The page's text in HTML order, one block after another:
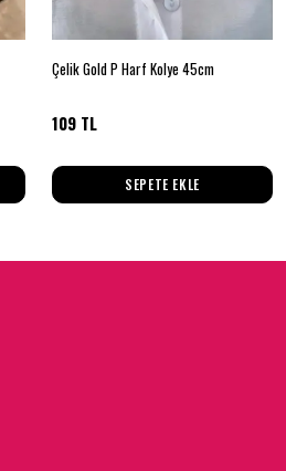
Çelik Gold P Harf Kolye 45cm
109 TL
SEPETE EKLE